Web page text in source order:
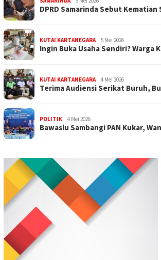
DPRD Samarinda Sebut
KUTAI KARTANEGARA 5 Mei 2026
Ingin Buka Usaha Sendiri? Warga
KUTAI KARTANEGARA 4 Mei 2026
Terima Audiensi Serikat Buruh,
POLITIK 4 Mei 2026
Bawaslu Sambangi PAN Kukar,